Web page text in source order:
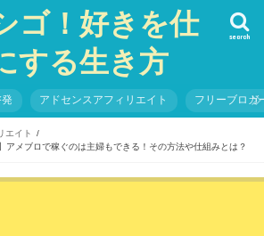
ゴ！好きを仕
する生き方
search
アドセンスアフィリエイト フリーブロガ
エイト
アメブロで稼ぐのは主婦もできる！その方法や仕組みとは？